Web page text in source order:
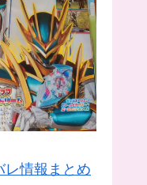
レ情報まとめ